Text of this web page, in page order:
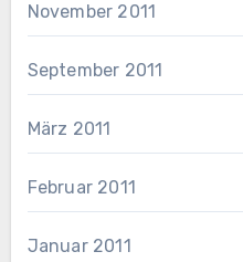
November 2011
September 2011
März 2011
Februar 2011
Januar 2011